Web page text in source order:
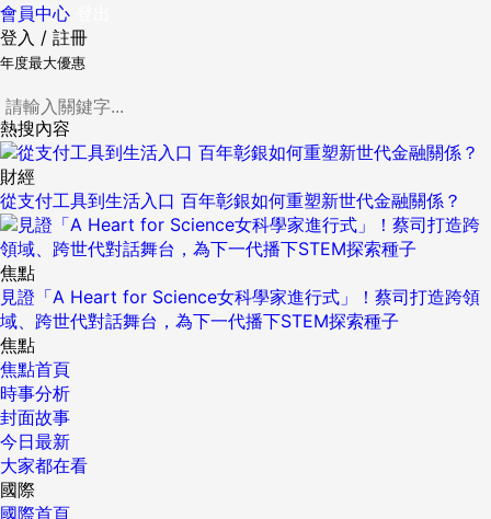
會員中心
登入 / 註冊
年度最大優惠
熱搜內容
財經
從支付工具到生活入口 百年彰銀如何重塑新世代金融關係？
焦點
見證「A Heart for Science女科學家進行式」！蔡司打造跨領
域、跨世代對話舞台，為下一代播下STEM探索種子
焦點
焦點首頁
時事分析
封面故事
今日最新
大家都在看
國際
國際首頁